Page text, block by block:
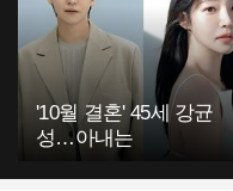
'10월 결혼' 45세 강균
성…아내는